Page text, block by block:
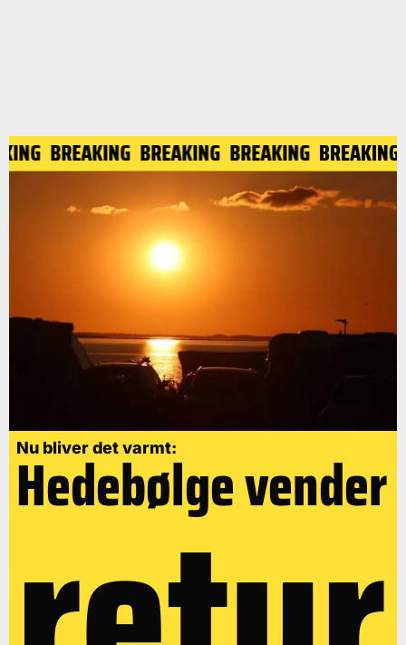
BREAKING BREAKING BREAKING
Nu bliver det varmt:
Hedebølge vender